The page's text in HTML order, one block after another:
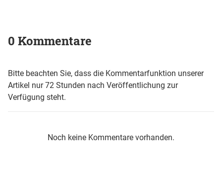
0 Kommentare
Bitte beachten Sie, dass die Kommentarfunktion unserer
Artikel nur 72 Stunden nach Veröffentlichung zur
Verfügung steht.
Noch keine Kommentare vorhanden.